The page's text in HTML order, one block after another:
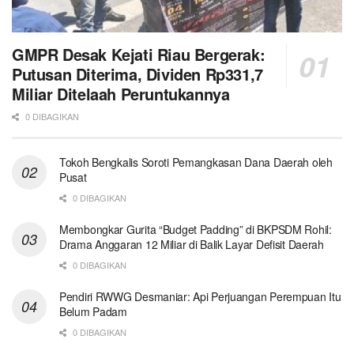
GMPR Desak Kejati Riau Bergerak:
Putusan Diterima, Dividen Rp331,7
Miliar Ditelaah Peruntukannya
0 DIBAGIKAN
Tokoh Bengkalis Soroti Pemangkasan Dana Daerah oleh
Pusat
0 DIBAGIKAN
Membongkar Gurita “Budget Padding” di BKPSDM Rohil:
Drama Anggaran 12 Miliar di Balik Layar Defisit Daerah
0 DIBAGIKAN
Pendiri RWWG Desmaniar: Api Perjuangan Perempuan Itu
Belum Padam
0 DIBAGIKAN